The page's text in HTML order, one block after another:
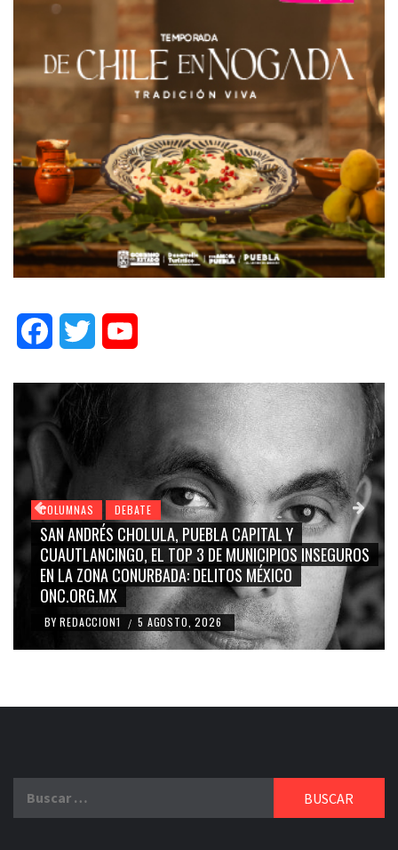
FacebookTwitter
COLUMNAS DEBATE
GRACE PALOMARES, NAY SALVATORI, SERGIO MAYER,
CARMEN SALINAS “LA CORCHOLATA”, CUAUHTÉMOC
BLANCO, SILVIA PINAL: LA TRIVIALIZACIÓN Y
RIDICULIZACIÓN DE LA REPRESENTACIÓN CIUDADANA
BY REDACCION1 / 4 AGOSTO, 2026